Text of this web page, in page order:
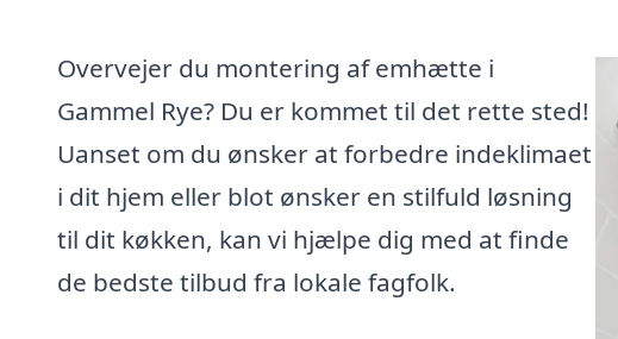
Overvejer du montering af emhætte i
Gammel Rye? Du er kommet til det rette sted!
Uanset om du ønsker at forbedre indeklimaet
i dit hjem eller blot ønsker en stilfuld løsning
til dit køkken, kan vi hjælpe dig med at finde
de bedste tilbud fra lokale fagfolk.